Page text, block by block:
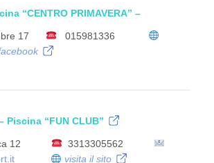
“CENTRO PRIMAVERA” –
17
015981336
Piscina “FUN CLUB”
12
3313305562
visita il sito